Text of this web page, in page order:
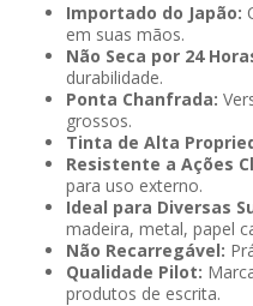
Importado do Japão:
em suas mãos.
Não Seca por 24
durabilidade.
Ponta Chanfrada:
grossos.
Tinta de Alta
Resistente a Ações
para uso externo.
Ideal para Diversas
madeira, metal, papel
Não Recarregável:
Qualidade Pilot:
produtos de escrita.